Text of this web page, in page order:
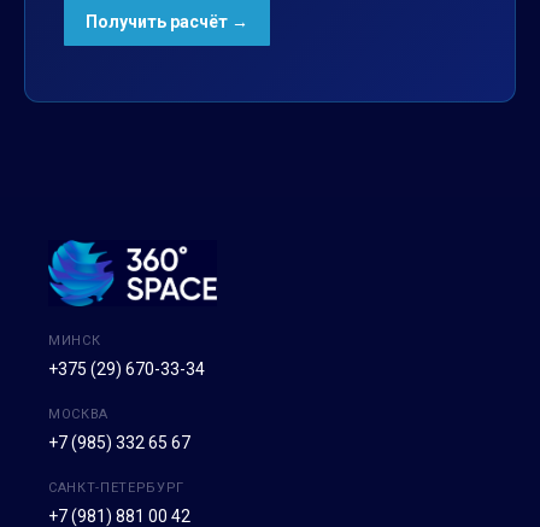
МИНСК
+375 (29) 670-33-34
МОСКВА
+7 (985) 332 65 67
САНКТ-ПЕТЕРБУРГ
+7 (981) 881 00 42